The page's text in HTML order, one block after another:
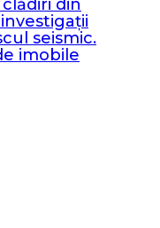
clădiri din
seismic.
imobile